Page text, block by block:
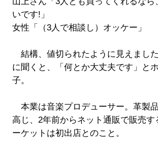
いです!」
女性「（3人で相談し）オッケー」
結構、値切られたように見えまし
に聞くと、「何とか大丈夫です」と
子。
本業は音楽プロデューサー。革製
高じ、2年前からネット通販で販売す
ーケットは初出店とのこと。